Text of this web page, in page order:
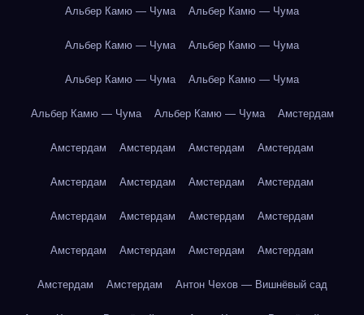
Альбер Камю — Чума Альбер Камю — Чума
Альбер Камю — Чума Альбер Камю — Чума
Альбер Камю — Чума Альбер Камю — Чума
Альбер Камю — Чума Альбер Камю — Чума Амстердам
Амстердам Амстердам Амстердам Амстердам
Амстердам Амстердам Амстердам Амстердам
Амстердам Амстердам Амстердам Амстердам
Амстердам Амстердам Амстердам Амстердам
Амстердам Амстердам Антон Чехов — Вишнёвый сад